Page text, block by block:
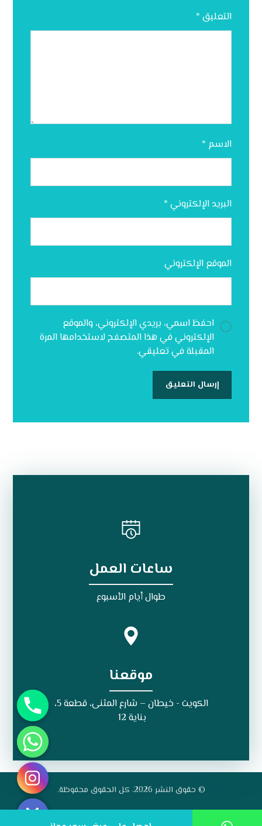
التعليق *
الاسم *
البريد الإلكتروني *
الموقع الإلكتروني
احفظ اسمي، بريدي الإلكتروني، والموقع
الإلكتروني في هذا المتصفح لاستخدامها المرة
المقبلة في تعليقي.
ساعات العمل
طوال أيام الأسبوع
موقعنا
الكويت - خيطان – شارع المثنى، قطعة 5،
بناية 12
© حقوق النشر 2026. كل الحقوق محفوظة. Hide chaty